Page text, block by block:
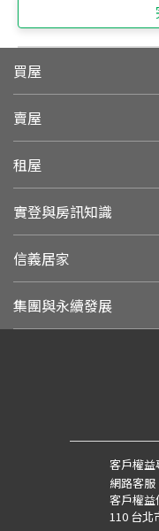
買屋
賣屋
租屋
實登與房訊知識
信義居家
集團與永續發展
客戶權益
網路客服
客戶權益
110 台北